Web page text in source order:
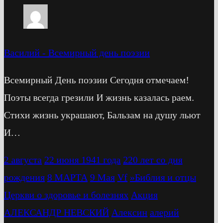
Василий - Всемирный день поэзии
Всемирный День поэзии Сегодня отмечаем!
Поэты всегда грезили И жизнь казалась раем.
Стихи жизнь украшают, Бальзам на душу льют
И…
2 августа 22 июня 1941 года 220 лет со дня
рождения 8 МАРТА 9 Мая Vf »Библия и отцы
Церкви о здоровье и болезнях Акция
АЛЕКСАНДР НЕВСКИЙ Алексин алерий